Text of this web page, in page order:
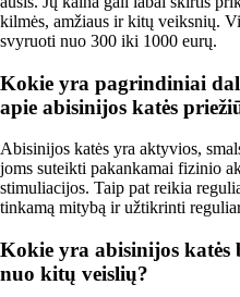
kilmės, amžiaus ir kitų veiksnių.
svyruoti nuo 300 iki 1000 eurų.
Kokie yra pagrindiniai
apie abisinijos katės
Abisinijos katės yra aktyvios,
joms suteikti pakankamai fizinio
stimuliacijos. Taip pat reikia
tinkamą mitybą ir užtikrinti
Kokie yra abisinijos
nuo kitų veislių?